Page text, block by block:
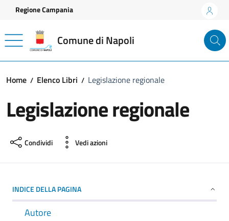
Vai ai contenuti
Vai al footer
Regione Campania
Comune di Napoli
Home Elenco Libri Legislazione regionale
Legislazione regionale
Condividi Vedi azioni
INDICE DELLA PAGINA
Autore